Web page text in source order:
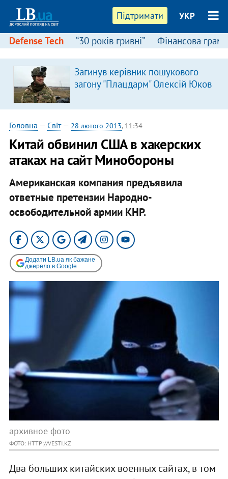
Підтримати УКР
Defense Tech “30 років гривні” Фінансова
Загинув керівник пошукового
загону "Плацдарм" Олексій Юков
Головна — Світ— 28 лютого 2013, 11:34
Китай обвинил США в хакерских
атаках на сайт Минобороны
Американская компания предъявила
ответные претензии Народно-
освободительной армии КНР.
Додати LB.ua як бажане
джерело в Google
архивное фото
ФОТО: HTTP://VESTI.KZ
Два больших китайских военных сайтах, в том